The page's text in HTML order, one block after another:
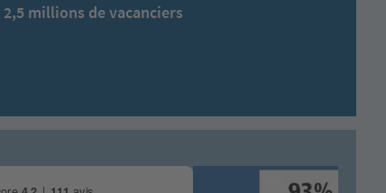
2,5 millions de vacanciers